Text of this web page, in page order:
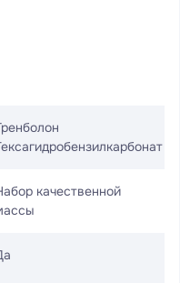
качественной